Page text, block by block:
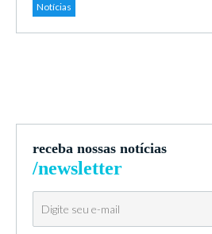
Notícias
receba nossas notícias
/newsletter